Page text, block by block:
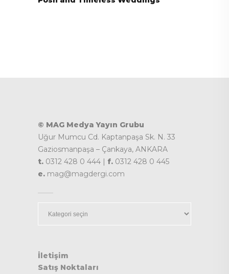
© MAG Medya Yayın Grubu
Uğur Mumcu Cd. Kaptanpaşa Sk. N. 33
Gaziosmanpaşa – Çankaya, ANKARA
t. 0312 428 0 444 | f. 0312 428 0 445
e. mag@magdergi.com
İletişim
Satış Noktaları